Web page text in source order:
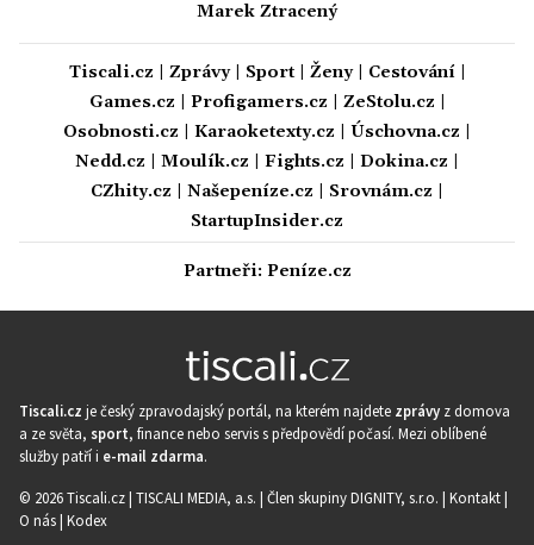
Marek Ztracený
Tiscali.cz Zprávy| Sport| Ženy| Cestování|
Games.cz
Profigamers.cz ZeStolu.cz
Osobnosti.cz
Karaoketexty.cz Úschovna.cz
Nedd.cz
Moulík.cz Fights.cz Dokina.cz
CZhity.cz
Našepeníze.cz Srovnám.cz
StartupInsider.cz
Partneři: Peníze.cz
Tiscali.cz je český zpravodajský portál, na kterém najdete zprávy z domova
a ze světa, sport, finance nebo servis s předpovědí počasí. Mezi oblíbené
služby patří i e-mail zdarma.
© 2026 Tiscali.cz | TISCALI MEDIA, a.s. | Člen skupiny DIGNITY, s.r.o. | Kontakt|
O nás| Kodex